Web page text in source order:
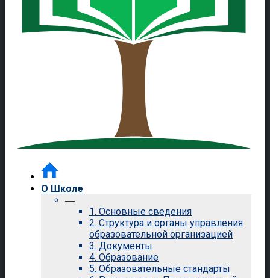
О Школе
—
1. Основные сведения
2. Структура и органы управления
образовательной организацией
3. Документы
4. Образование
5. Образовательные стандарты